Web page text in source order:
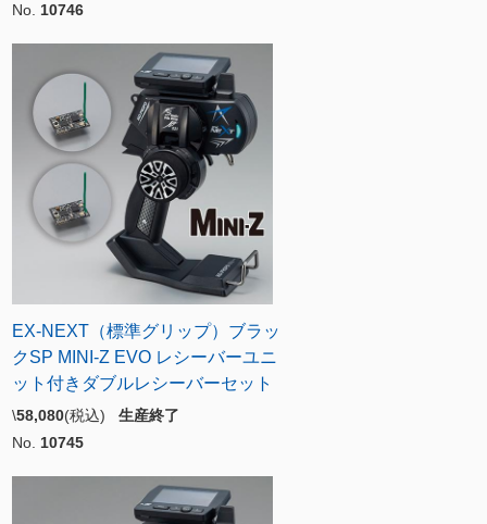
No. 10746
EX-NEXT（標準グリップ）ブラッ
クSP MINI-Z EVO レシーバーユニ
ット付きダブルレシーバーセット
\58,080(税込) 生産終了
No. 10745